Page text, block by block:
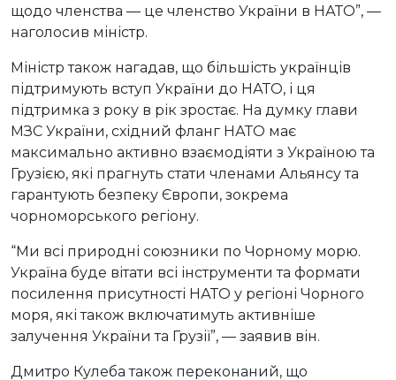
щодо членства — це членство України в НАТО”, —
наголосив міністр.
Міністр також нагадав, що більшість українців
підтримують вступ України до НАТО, і ця
підтримка з року в рік зростає. На думку глави
МЗС України, східний фланг НАТО має
максимально активно взаємодіяти з Україною та
Грузією, які прагнуть стати членами Альянсу та
гарантують безпеку Європи, зокрема
чорноморського регіону.
“Ми всі природні союзники по Чорному морю.
Україна буде вітати всі інструменти та формати
посилення присутності НАТО у регіоні Чорного
моря, які також включатимуть активніше
залучення України та Грузії”, — заявив він.
Дмитро Кулеба також переконаний, що